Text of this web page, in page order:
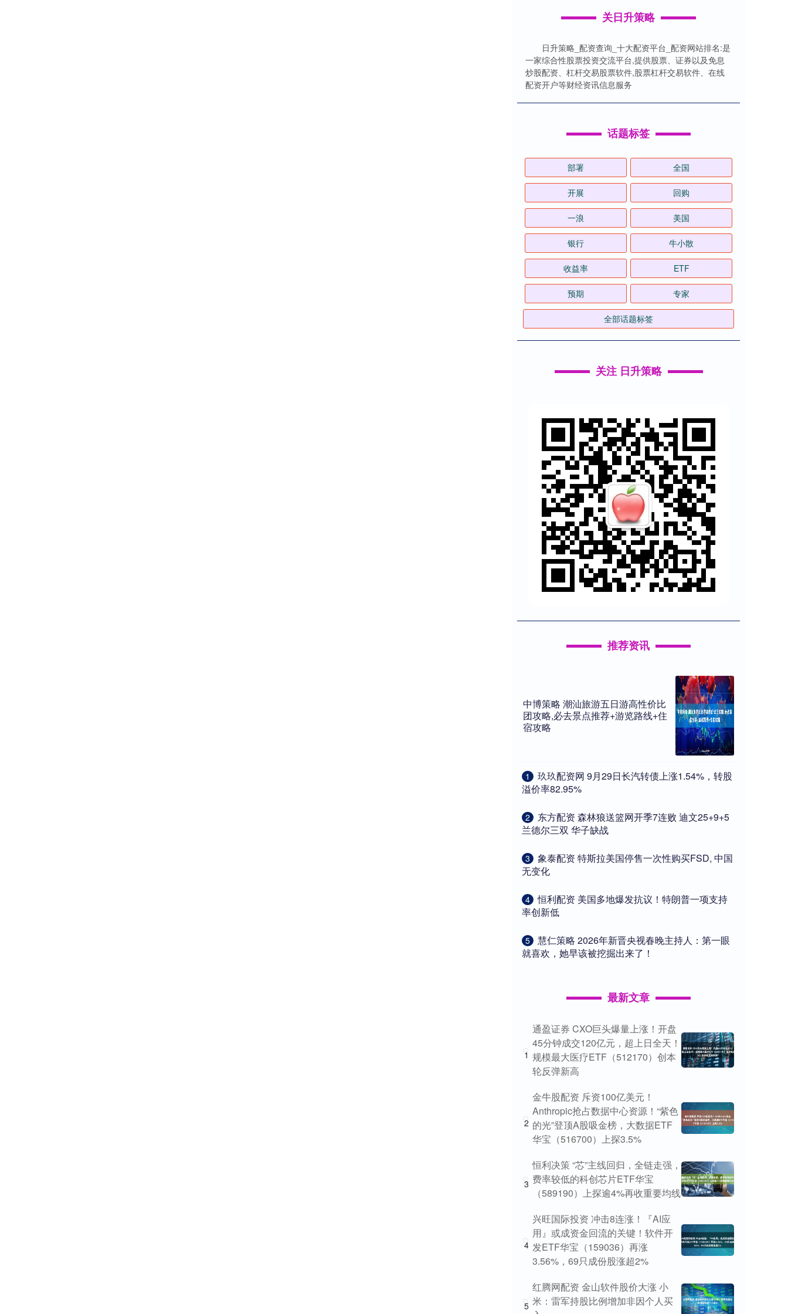
关日升策略
日升策略_配资查询_十大配资平台_配资网站排名:是
一家综合性股票投资交流平台,提供股票、证券以及免息
炒股配资、杠杆交易股票软件,股票杠杆交易软件、在线
配资开户等财经资讯信息服务
话题标签
部署 全国
开展 回购
一浪 美国
银行 牛小散
收益率 ETF
预期 专家
全部话题标签
关注 日升策略
推荐资讯
中博策略 潮汕旅游五日游高性价比
团攻略,必去景点推荐+游览路线+住
宿攻略
1
​玖玖配资网 9月29日长汽转债上涨1.54%，转股
溢价率82.95%
2
​东方配资 森林狼送篮网开季7连败 迪文25+9+5
兰德尔三双 华子缺战
3
​象泰配资 特斯拉美国停售一次性购买FSD, 中国
无变化
4
​恒利配资 美国多地爆发抗议！特朗普一项支持
率创新低
5
​慧仁策略 2026年新晋央视春晚主持人：第一眼
就喜欢，她早该被挖掘出来了！
最新文章
1
通盈证券 CXO巨头爆量上涨！开盘
45分钟成交120亿元，超上日全天！
规模最大医疗ETF（512170）创本
轮反弹新高
2
金牛股配资 斥资100亿美元！
Anthropic抢占数据中心资源！“紫色
的光”登顶A股吸金榜，大数据ETF
华宝（516700）上探3.5%
3
恒利决策 “芯”主线回归，全链走强，
费率较低的科创芯片ETF华宝
（589190）上探逾4%再收重要均线
4
兴旺国际投资 冲击8连涨！『AI应
用』或成资金回流的关键！软件开
发ETF华宝（159036）再涨
3.56%，69只成份股涨超2%
5
红腾网配资 金山软件股价大涨 小
米：雷军持股比例增加非因个人买